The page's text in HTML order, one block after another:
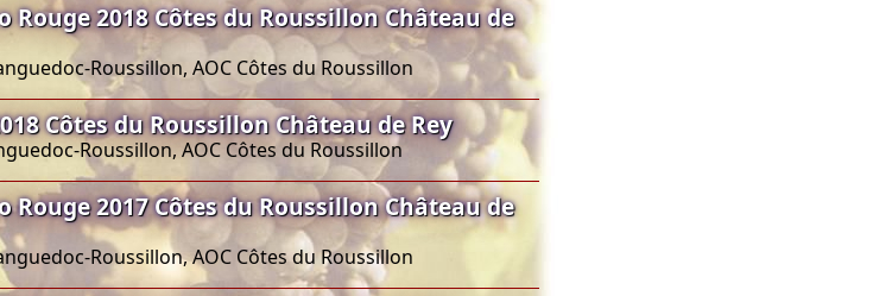
Rouge 2018 Côtes du Roussillon Château de
Roussillon, AOC Côtes du Roussillon
Côtes du Roussillon Château de Rey
Roussillon, AOC Côtes du Roussillon
Rouge 2017 Côtes du Roussillon Château de
Roussillon, AOC Côtes du Roussillon